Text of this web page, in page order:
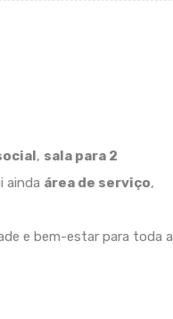
, sala para 2
ainda área de serviço,
e bem-estar para toda a